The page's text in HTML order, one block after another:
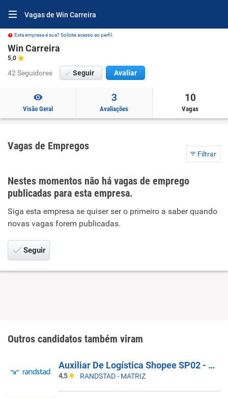
Vagas de Win Carreira
Esta empresa é sua? Solicite acesso ao perfil.
Win Carreira
5,0
42 Seguidores Seguir Avaliar
Visão Geral
3
Avaliações
10
Vagas
Vagas de Empregos
Filtrar
Nestes momentos não há vagas de emprego
publicadas para esta empresa.
Siga esta empresa se quiser ser o primeiro a saber quando
novas vagas forem publicadas.
Seguir
Outros candidatos também viram
Auxiliar De Logística Shopee SP02 - SEM EXPERIÊNCIA
4,5 RANDSTAD - MATRIZ